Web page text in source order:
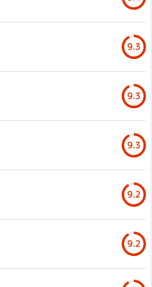
9.3
9.3
9.3
9.2
9.2